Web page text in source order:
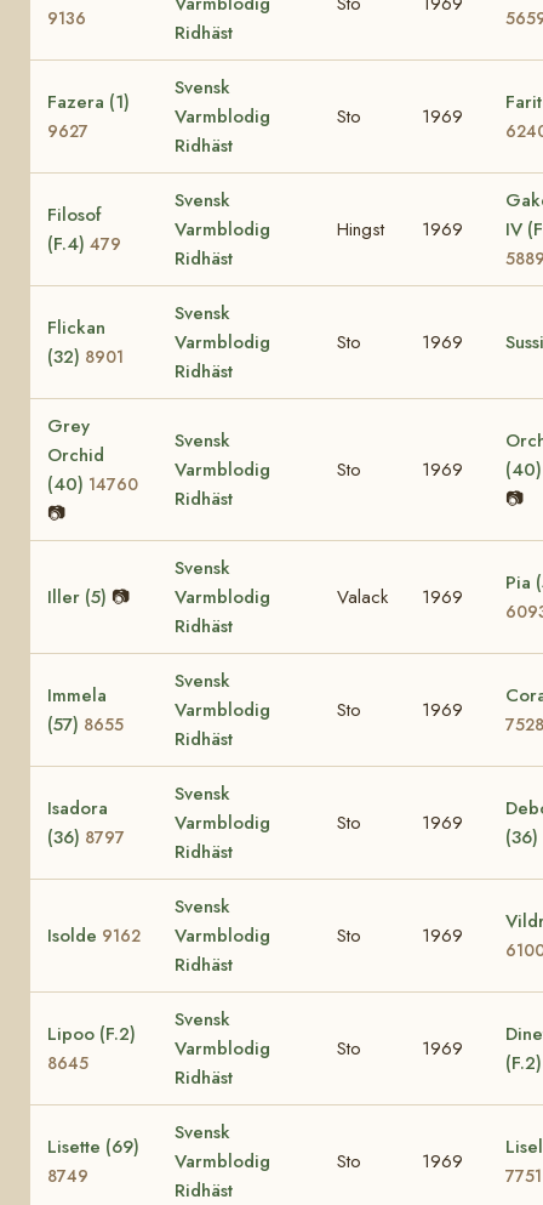
9136
Ridhäst
Fazera (1)
9627
Svensk
Varmblodig
Ridhäst
Sto 1969
Filosof
(F.4) 479
Svensk
Varmblodig
Ridhäst
Hingst 1969
IV
Flickan
(32) 8901
Svensk
Varmblodig
Ridhäst
Sto 1969
Grey
Orchid
(40) 14760
📷
Svensk
Varmblodig
Ridhäst
Sto 1969
📷
Iller (5) 📷
Svensk
Varmblodig
Ridhäst
Valack 1969
Pia
Immela
(57) 8655
Svensk
Varmblodig
Ridhäst
Sto 1969
7528
Isadora
(36) 8797
Svensk
Varmblodig
Ridhäst
Sto 1969
(36)
Isolde 9162
Svensk
Varmblodig
Ridhäst
Sto 1969
Lipoo (F.2)
8645
Svensk
Varmblodig
Ridhäst
Sto 1969
Lisette (69)
8749
Svensk
Varmblodig
Ridhäst
Sto 1969
7751